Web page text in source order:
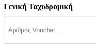
Γενική Ταχυδρομική